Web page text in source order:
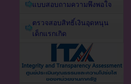
แบบสอบถามความพึงพอใจ
ตรวจสอบสิทธิ์เงินอุดหนุน
เด็กแรกเกิด